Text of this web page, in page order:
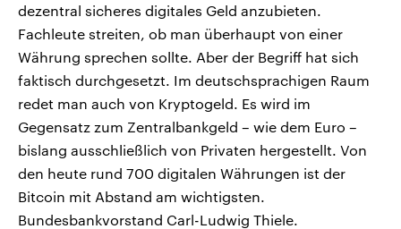
dezentral sicheres digitales Geld anzubieten.
Fachleute streiten, ob man überhaupt von einer
Währung sprechen sollte. Aber der Begriff hat sich
faktisch durchgesetzt. Im deutschsprachigen Raum
redet man auch von Kryptogeld. Es wird im
Gegensatz zum Zentralbankgeld – wie dem Euro –
bislang ausschließlich von Privaten hergestellt. Von
den heute rund 700 digitalen Währungen ist der
Bitcoin mit Abstand am wichtigsten.
Bundesbankvorstand Carl-Ludwig Thiele.